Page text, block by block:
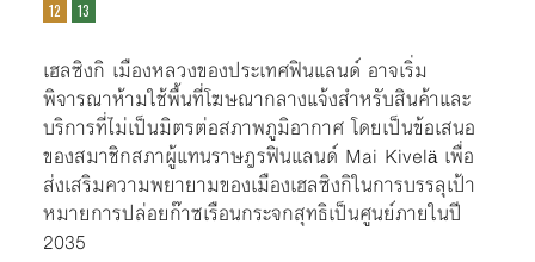
เฮลซิงกิ เมืองหลวงของประเทศฟินแลนด์ อาจเริ่ม
พิจารณาห้ามใช้พื้นที่โฆษณากลางแจ้งสำหรับสินค้าและ
บริการที่ไม่เป็นมิตรต่อสภาพภูมิอากาศ โดยเป็นข้อเสนอ
ของสมาชิกสภาผู้แทนราษฎรฟินแลนด์ Mai Kiveläเพื่อ
ส่งเสริมความพยายามของเมืองเฮลซิงกิในการบรรลุเป้า
หมายการปล่อยก๊าซเรือนกระจกสุทธิเป็นศูนย์ภายในปี
2035